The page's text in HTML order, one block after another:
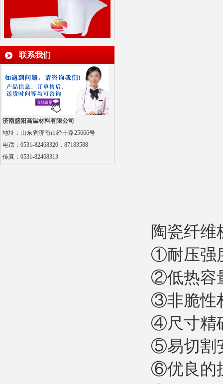
硅酸铝陶瓷纤维针刺毯
纳米隔热板
联系我们
济南盛阳高温材料有限公司
地址：山东省济南市经十路25666号
电话：0531-82468320，87183588
传真： 0531-82468313
陶瓷纤维
①耐压强
②低热容
③非脆性
④尺寸精
⑤易切割
⑥优良的